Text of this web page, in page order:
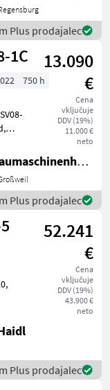
mit
-
Plus prodajalec
1C
13.090
€
Cena
vključuje
DDV (19%)
11.000 €
neto
750 h
WSU Baumaschinenhandel u. Gerätevermietung GmbH
Plus prodajalec
52.241
€
Cena
vključuje
DDV (19%)
43.900 €
neto
Plus prodajalec